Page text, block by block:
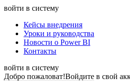
войти в систему
Кейсы внедрения
Уроки и руководства
Новости о Power BI
Контакты
войти в систему
Добро пожаловат!Войдите в свой